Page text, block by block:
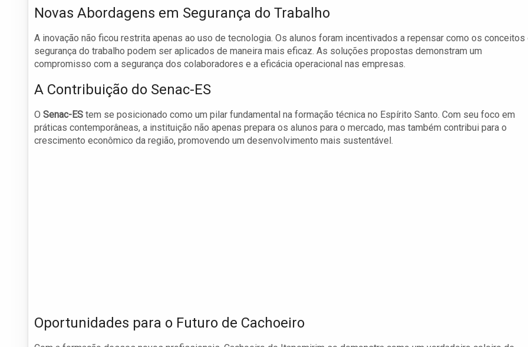
Novas Abordagens em Segurança do Trabalho
A inovação não ficou restrita apenas ao uso de tecnologia. Os alunos foram incentivados a repensar como os conceitos
segurança do trabalho podem ser aplicados de maneira mais eficaz. As soluções propostas demonstram um
compromisso com a segurança dos colaboradores e a eficácia operacional nas empresas.
A Contribuição do Senac-ES
O Senac-ES tem se posicionado como um pilar fundamental na formação técnica no Espírito Santo. Com seu foco em
práticas contemporâneas, a instituição não apenas prepara os alunos para o mercado, mas também contribui para o
crescimento econômico da região, promovendo um desenvolvimento mais sustentável.
Oportunidades para o Futuro de Cachoeiro